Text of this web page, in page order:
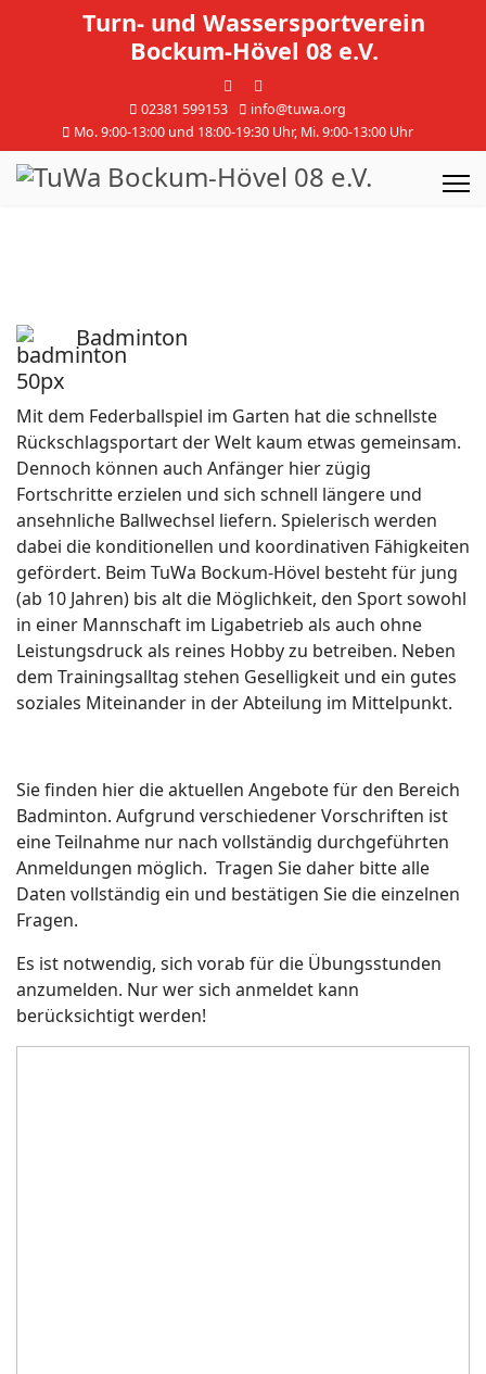
Turn- und Wassersportverein
Bockum-Hövel 08 e.V.
02381 599153
info@tuwa.org
Mo. 9:00-13:00 und 18:00-19:30 Uhr, Mi. 9:00-13:00 Uhr
Badminton
Mit dem Federballspiel im Garten hat die schnellste
Rückschlagsportart der Welt kaum etwas gemeinsam.
Dennoch können auch Anfänger hier zügig
Fortschritte erzielen und sich schnell längere und
ansehnliche Ballwechsel liefern. Spielerisch werden
dabei die konditionellen und koordinativen Fähigkeiten
gefördert. Beim TuWa Bockum-Hövel besteht für jung
(ab 10 Jahren) bis alt die Möglichkeit, den Sport sowohl
in einer Mannschaft im Ligabetrieb als auch ohne
Leistungsdruck als reines Hobby zu betreiben. Neben
dem Trainingsalltag stehen Geselligkeit und ein gutes
soziales Miteinander in der Abteilung im Mittelpunkt.
Sie finden hier die aktuellen Angebote für den Bereich
Badminton. Aufgrund verschiedener Vorschriften ist
eine Teilnahme nur nach vollständig durchgeführten
Anmeldungen möglich. Tragen Sie daher bitte alle
Daten vollständig ein und bestätigen Sie die einzelnen
Fragen.
Es ist notwendig, sich vorab für die Übungsstunden
anzumelden. Nur wer sich anmeldet kann
berücksichtigt werden!